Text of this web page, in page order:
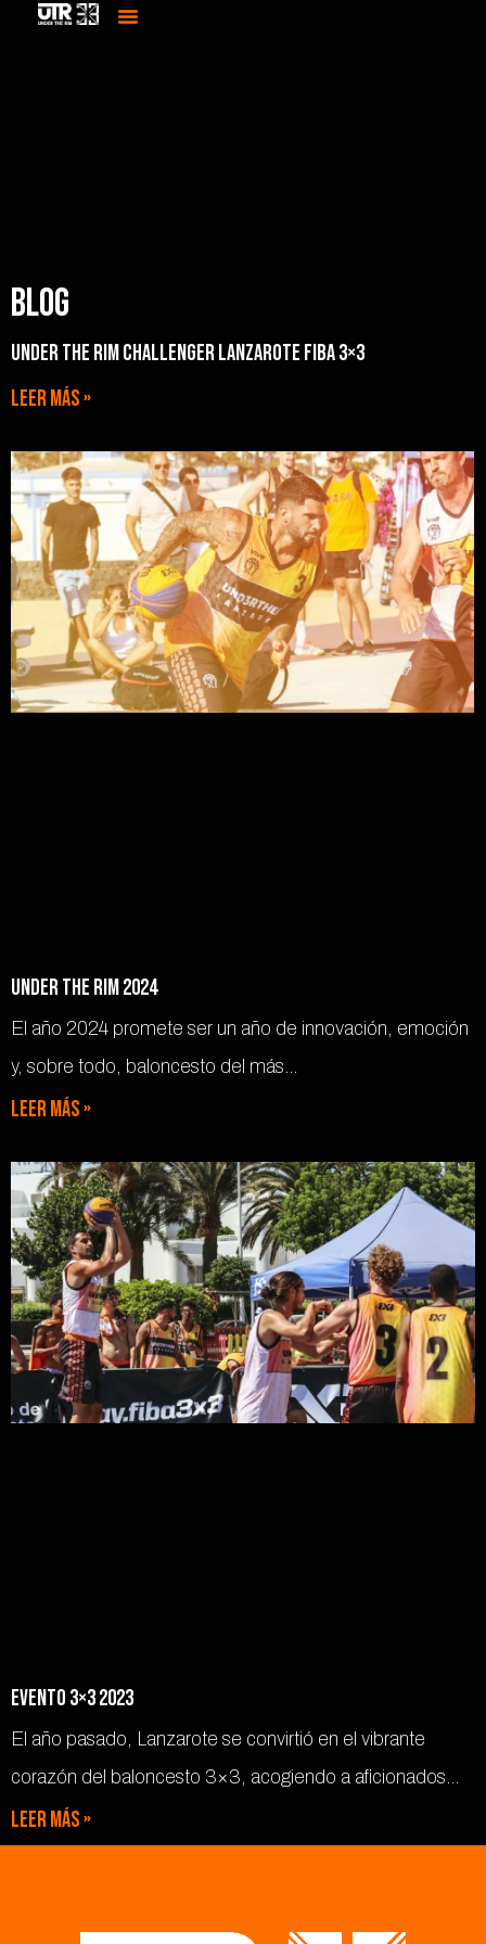
Menú
Blog
Under The Rim Challenger Lanzarote FIBA 3×3
Leer más »
Under the rim 2024
El año 2024 promete ser un año de innovación, emoción
y, sobre todo, baloncesto del más…
Leer más »
Evento 3×3 2023
El año pasado, Lanzarote se convirtió en el vibrante
corazón del baloncesto 3×3, acogiendo a aficionados…
Leer más »